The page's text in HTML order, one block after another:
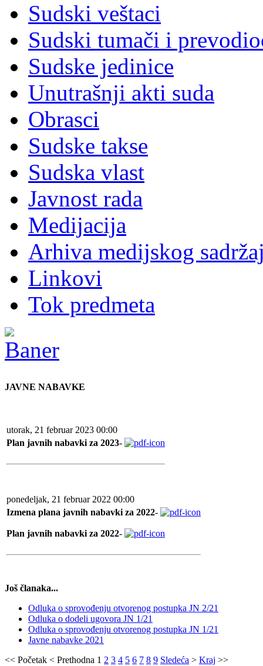
Sudski veštaci
Sudski tumači i
Sudske jedinice
Unutrašnji akti suda
Obrasci
Sudske takse
Sudska vlast
Javnost rada
Medijacija
Arhiva medijskog
Linkovi
Tok predmeta
JAVNE NABAVKE
utorak, 21 februar 2023 00:00
Plan javnih nabavki za 2023-
ponedeljak, 21 februar 2022 00:00
Izmena plana javnih nabavki za 2022-
Plan javnih nabavki za 2022-
Još članaka...
Odluka o sprovođenju otvorenog postupka JN 2/21
Odluka o dodeli ugovora JN 1/21
Odluka o sprovođenju otvorenog postupka JN 1/21
Javne nabavke 2021
<< Početak < Prethodna 1 2 3 4 5 6 7 8 9 Sledeća > Kraj >>